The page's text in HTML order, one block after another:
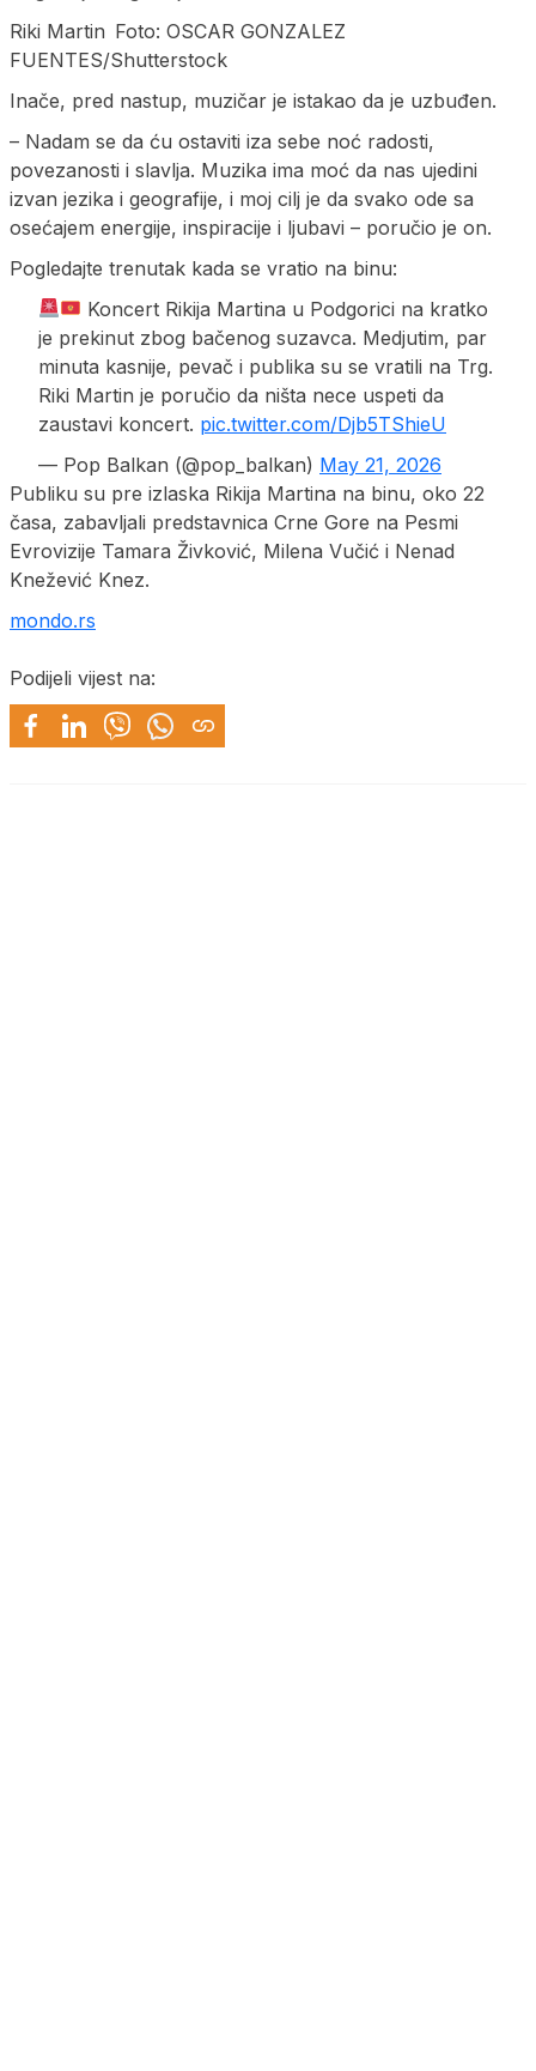
Riki Martin Foto: OSCAR GONZALEZ
FUENTES/Shutterstock
Inače, pred nastup, muzičar je istakao da je uzbuđen.
– Nadam se da ću ostaviti iza sebe noć radosti,
povezanosti i slavlja. Muzika ima moć da nas ujedini
izvan jezika i geografije, i moj cilj je da svako ode sa
osećajem energije, inspiracije i ljubavi – poručio je on.
Pogledajte trenutak kada se vratio na binu:
Koncert Rikija Martina u Podgorici na kratko
je prekinut zbog bačenog suzavca. Medjutim, par
minuta kasnije, pevač i publika su se vratili na Trg.
Riki Martin je poručio da ništa nece uspeti da
zaustavi koncert. pic.twitter.com/Djb5TShieU
— Pop Balkan (@pop_balkan) May 21, 2026
Publiku su pre izlaska Rikija Martina na binu, oko 22
časa, zabavljali predstavnica Crne Gore na Pesmi
Evrovizije Tamara Živković, Milena Vučić i Nenad
Knežević Knez.
mondo.rs
Podijeli vijest na: